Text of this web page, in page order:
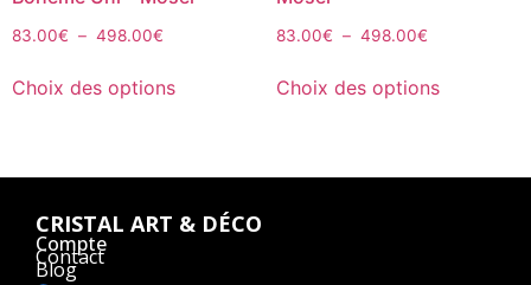
83.00€ – 498.00€
Choix des options
83.00€ – 498.00€
Choix des options
CRISTAL ART & DÉCO
Compte
Contact
Blog